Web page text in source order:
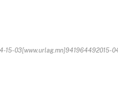
15-03[www.urlag.mn]941964492015-